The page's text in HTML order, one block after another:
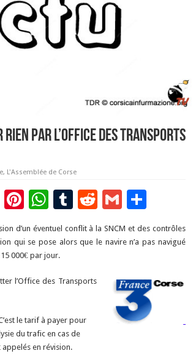
rien par l’Office des Transports
, L'Assemblée de Corse
as
d
Pi
nt
er
es
t
W
at
sA
p
T
u
m
r
R
d
G
ai
P
ta
er
d’un éventuel conflit à la SNCM et des contrôles
qui se pose alors que le navire n’a pas navigué
000€ par jour.
l’Office des Transports
le tarif à payer pour
du trafic en cas de
appelés en révision.